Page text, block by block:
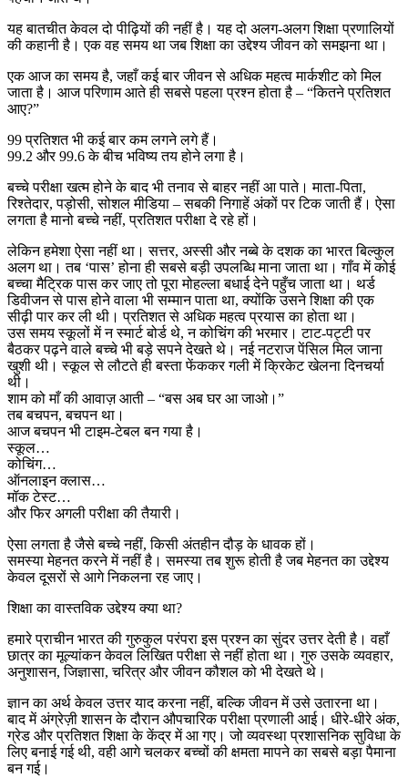
यह बातचीत केवल दो पीढ़ियों की नहीं है। यह दो अलग-अलग शिक्षा प्रणालियों
की कहानी है। एक वह समय था जब शिक्षा का उद्देश्य जीवन को समझना था।
एक आज का समय है, जहाँ कई बार जीवन से अधिक महत्व मार्कशीट को मिल
जाता है। आज परिणाम आते ही सबसे पहला प्रश्न होता है – “कितने प्रतिशत
आए?”
99 प्रतिशत भी कई बार कम लगने लगे हैं।
99.2 और 99.6 के बीच भविष्य तय होने लगा है।
बच्चे परीक्षा खत्म होने के बाद भी तनाव से बाहर नहीं आ पाते। माता-पिता,
रिश्तेदार, पड़ोसी, सोशल मीडिया – सबकी निगाहें अंकों पर टिक जाती हैं। ऐसा
लगता है मानो बच्चे नहीं, प्रतिशत परीक्षा दे रहे हों।
लेकिन हमेशा ऐसा नहीं था। सत्तर, अस्सी और नब्बे के दशक का भारत बिल्कुल
अलग था। तब ‘पास’ होना ही सबसे बड़ी उपलब्धि माना जाता था। गाँव में कोई
बच्चा मैट्रिक पास कर जाए तो पूरा मोहल्ला बधाई देने पहुँच जाता था। थर्ड
डिवीजन से पास होने वाला भी सम्मान पाता था, क्योंकि उसने शिक्षा की एक
सीढ़ी पार कर ली थी। प्रतिशत से अधिक महत्व प्रयास का होता था।
उस समय स्कूलों में न स्मार्ट बोर्ड थे, न कोचिंग की भरमार। टाट-पट्टी पर
बैठकर पढ़ने वाले बच्चे भी बड़े सपने देखते थे। नई नटराज पेंसिल मिल जाना
खुशी थी। स्कूल से लौटते ही बस्ता फेंककर गली में क्रिकेट खेलना दिनचर्या
थी।
शाम को माँ की आवाज़ आती – “बस अब घर आ जाओ।”
तब बचपन, बचपन था।
आज बचपन भी टाइम-टेबल बन गया है।
स्कूल…
कोचिंग…
ऑनलाइन क्लास…
मॉक टेस्ट…
और फिर अगली परीक्षा की तैयारी।
ऐसा लगता है जैसे बच्चे नहीं, किसी अंतहीन दौड़ के धावक हों।
समस्या मेहनत करने में नहीं है। समस्या तब शुरू होती है जब मेहनत का उद्देश्य
केवल दूसरों से आगे निकलना रह जाए।
शिक्षा का वास्तविक उद्देश्य क्या था?
हमारे प्राचीन भारत की गुरुकुल परंपरा इस प्रश्न का सुंदर उत्तर देती है। वहाँ
छात्र का मूल्यांकन केवल लिखित परीक्षा से नहीं होता था। गुरु उसके व्यवहार,
अनुशासन, जिज्ञासा, चरित्र और जीवन कौशल को भी देखते थे।
ज्ञान का अर्थ केवल उत्तर याद करना नहीं, बल्कि जीवन में उसे उतारना था।
बाद में अंग्रेज़ी शासन के दौरान औपचारिक परीक्षा प्रणाली आई। धीरे-धीरे अंक,
ग्रेड और प्रतिशत शिक्षा के केंद्र में आ गए। जो व्यवस्था प्रशासनिक सुविधा के
लिए बनाई गई थी, वही आगे चलकर बच्चों की क्षमता मापने का सबसे बड़ा पैमाना
बन गई।